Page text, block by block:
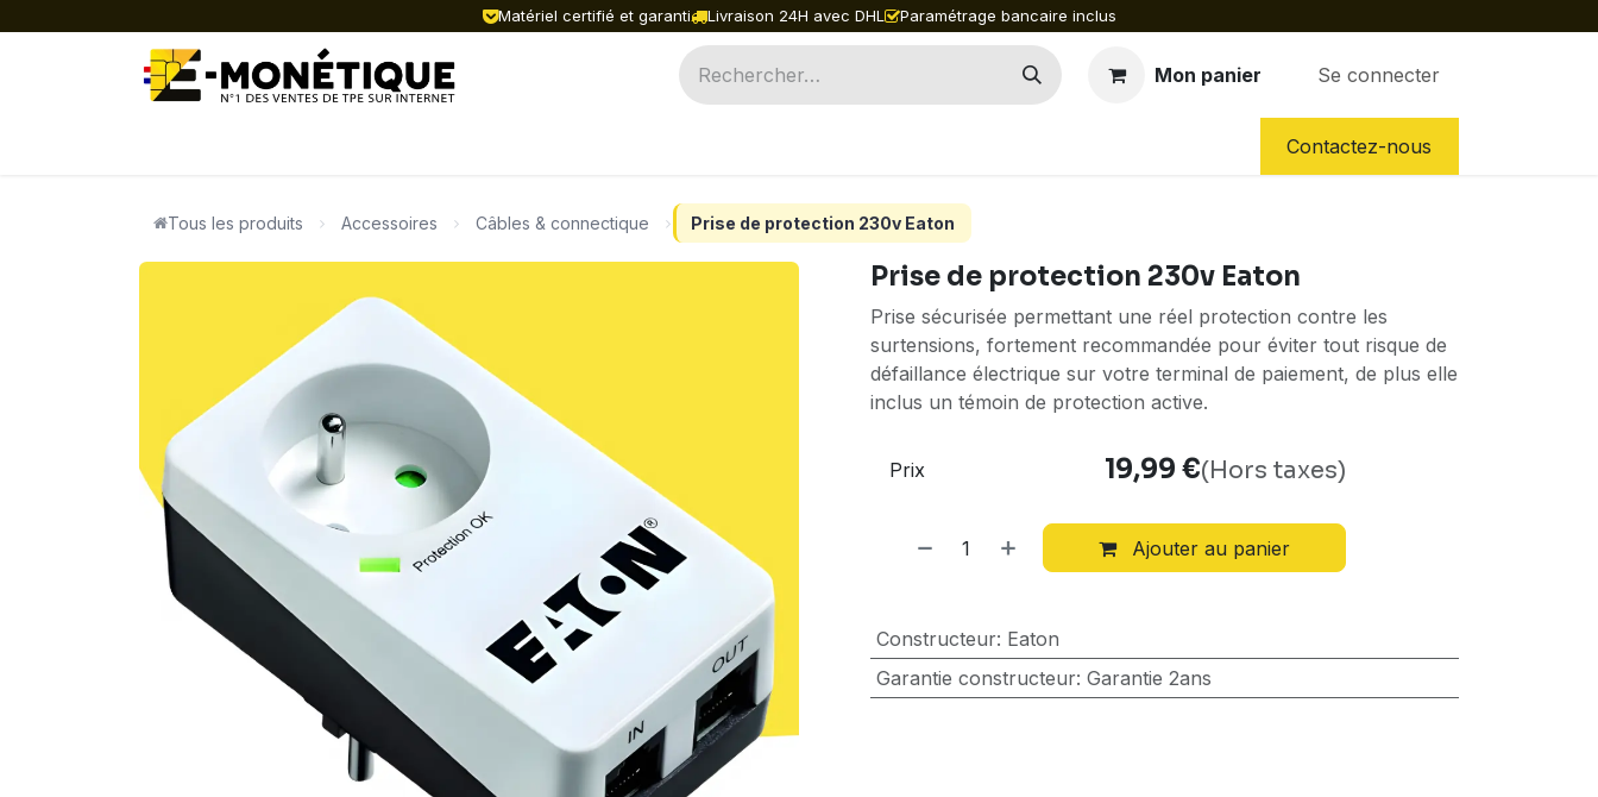
Matériel certifié et garanti Livraison 24H avec DHL Paramétrage bancaire inclus
Mon panier Se connecter
NOS SERVICES
Contactez-nous
Tous les produits Accessoires Câbles & connectique Prise de protection 230v Eaton
Prise de protection 230v Eaton
Prise sécurisée permettant une réel protection contre les
surtensions, fortement recommandée pour éviter tout risque de
défaillance électrique sur votre terminal de paiement, de plus elle
inclus un témoin de protection active.
Ajouter au panier
Prix 19,99 €(Hors taxes)
Constructeur: Eaton
Garantie constructeur: Garantie 2ans